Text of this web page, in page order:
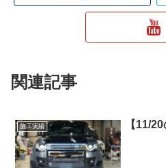
関連記事
施工実績 【11/